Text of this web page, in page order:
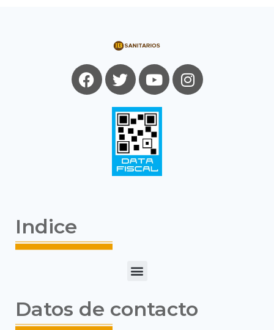
Indice
Datos de contacto